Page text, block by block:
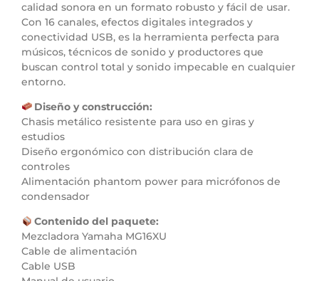
calidad sonora en un formato robusto y fácil de usar.
Con 16 canales, efectos digitales integrados y
conectividad USB, es la herramienta perfecta para
músicos, técnicos de sonido y productores que
buscan control total y sonido impecable en cualquier
entorno.
Diseño y construcción:
Chasis metálico resistente para uso en giras y
estudios
Diseño ergonómico con distribución clara de
controles
Alimentación phantom power para micrófonos de
condensador
Contenido del paquete:
Mezcladora Yamaha MG16XU
Cable de alimentación
Cable USB